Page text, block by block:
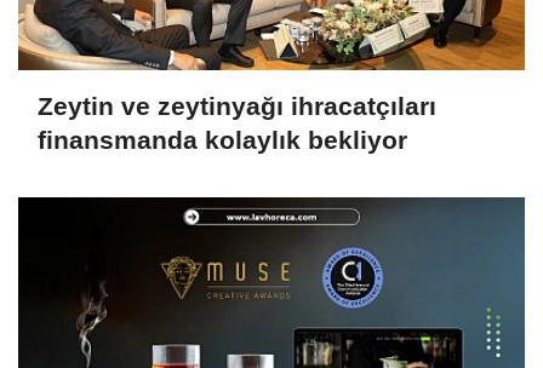
Zeytin ve zeytinyağı ihracatçıları
finansmanda kolaylık bekliyor